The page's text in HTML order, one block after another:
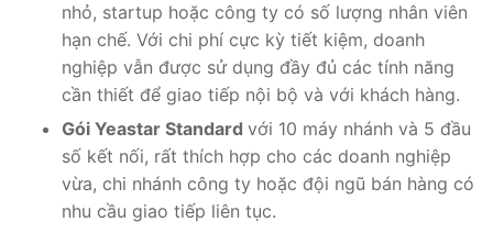
nhỏ, startup hoặc công ty có số lượng nhân viên
hạn chế. Với chi phí cực kỳ tiết kiệm, doanh
nghiệp vẫn được sử dụng đầy đủ các tính năng
cần thiết để giao tiếp nội bộ và với khách hàng.
Gói Yeastar Standard với 10 máy nhánh và 5 đầu
số kết nối, rất thích hợp cho các doanh nghiệp
vừa, chi nhánh công ty hoặc đội ngũ bán hàng có
nhu cầu giao tiếp liên tục.